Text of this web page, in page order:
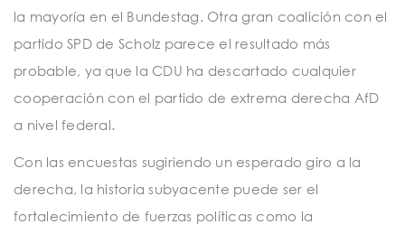
la mayoría en el Bundestag. Otra gran coalición con el
partido SPD de Scholz parece el resultado más
probable, ya que la CDU ha descartado cualquier
cooperación con el partido de extrema derecha AfD
a nivel federal.
Con las encuestas sugiriendo un esperado giro a la
derecha, la historia subyacente puede ser el
fortalecimiento de fuerzas políticas como la